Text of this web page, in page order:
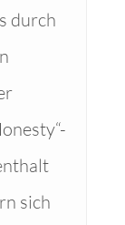
durch
sich